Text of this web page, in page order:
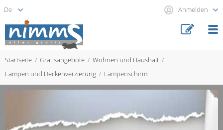
Anmelden
Startseite Gratisangebote
Wohnen und Haushalt
Lampen und Deckenverzierung
Lampenschirm